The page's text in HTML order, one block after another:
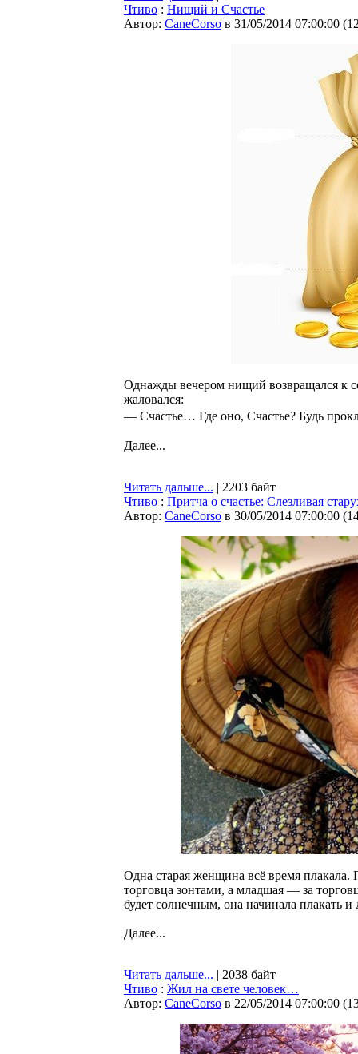
Чтиво : Нищий и Счастье
Автор: CaneCorso в 31/05/2014 07:00:00 (
Однажды вечером нищий возвращался к
жаловался:
— Счастье… Где оно, Счастье? Будь
Далее...
Читать дальше... | 2203 байт
Чтиво : Притча о счастье: Слезливая
Автор: CaneCorso в 30/05/2014 07:00:00 (
Одна старая женщина всё время плакала.
торговца зонтами, а младшая — за
будет солнечным, она начинала плакать и
Далее...
Читать дальше... | 2038 байт
Чтиво : Жил на свете человек…
Автор: CaneCorso в 22/05/2014 07:00:00 (